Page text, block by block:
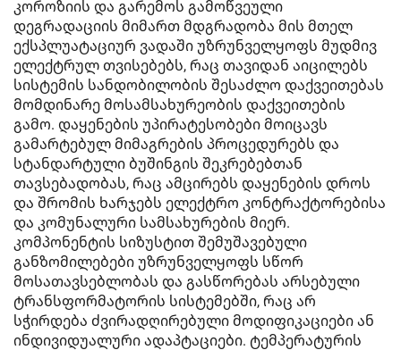
კოროზიის და გარემოს გამოწვეული
დეგრადაციის მიმართ მდგრადობა მის მთელ
ექსპლუატაციურ ვადაში უზრუნველყოფს მუდმივ
ელექტრულ თვისებებს, რაც თავიდან აიცილებს
სისტემის სანდობილობის შესაძლო დაქვეითებას
მომდინარე მოსამსახურეობის დაქვეითების
გამო. დაყენების უპირატესობები მოიცავს
გამარტებულ მიმაგრების პროცედურებს და
სტანდარტული ბუშინგის შეკრებებთან
თავსებადობას, რაც ამცირებს დაყენების დროს
და შრომის ხარჯებს ელექტრო კონტრაქტორებისა
და კომუნალური სამსახურების მიერ.
კომპონენტის სიზუსტით შემუშავებული
განზომილებები უზრუნველყოფს სწორ
მოსათავსებლობას და გასწორებას არსებული
ტრანსფორმატორის სისტემებში, რაც არ
სჭირდება ძვირადღირებული მოდიფიკაციები ან
ინდივიდუალური ადაპტაციები. ტემპერატურის